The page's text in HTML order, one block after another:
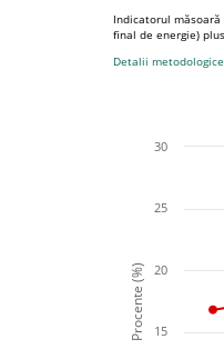
Indicatorul
final de energie)
Detalii
Procente (%) 15
20
25
30